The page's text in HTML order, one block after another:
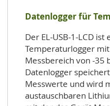
Datenlogger für
Der EL-USB-1-LCD ist
Temperaturlogger
Messbereich von -35
Datenlogger
Messwerte und wird
austauschbaren